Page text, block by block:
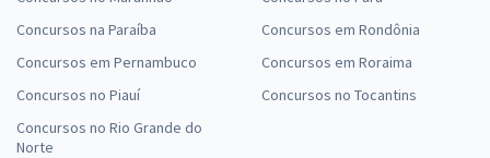
Concursos na Paraíba
Concursos em Pernambuco
Concursos no Piauí
Concursos no Rio Grande do
Norte
Concursos em Rondônia
Concursos em Roraima
Concursos no Tocantins